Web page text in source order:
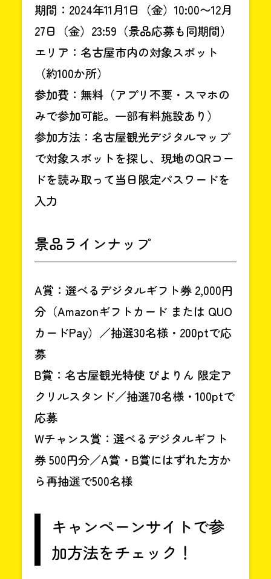
期間：2024年11月1日（金）10:00〜12月
27日（金）23:59（景品応募も同期間）
エリア：名古屋市内の対象スポット
（約100か所）
参加費：無料（アプリ不要・スマホの
みで参加可能。一部有料施設あり）
参加方法：名古屋観光デジタルマップ
で対象スポットを探し、現地のQRコー
ドを読み取って当日限定パスワードを
入力
景品ラインナップ
A賞：選べるデジタルギフト券 2,000円
分（Amazonギフトカード または QUO
カードPay）／抽選30名様・200ptで応
募
B賞：名古屋観光特使 ぴよりん 限定ア
クリルスタンド／抽選70名様・100ptで
応募
Wチャンス賞：選べるデジタルギフト
券 500円分／A賞・B賞にはずれた方か
ら再抽選で500名様
キャンペーンサイトで参
加方法をチェック！